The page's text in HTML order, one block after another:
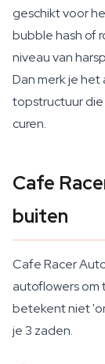
geschikt voor
bubble hash of
niveau van
Dan merk je
topstructuur
curen.
Cafe
buiten
Cafe Racer
autoflowers om
betekent niet
je 3 zaden.